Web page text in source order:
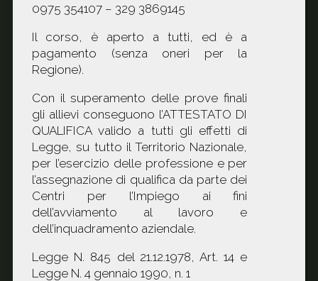
0975 354107 – 329 3869145
Il corso, è aperto a tutti, ed è a
pagamento (senza oneri per la
Regione).
Con il superamento delle prove finali
gli allievi conseguono l’ATTESTATO DI
QUALIFICA valido a tutti gli effetti di
Legge, su tutto il Territorio Nazionale,
per l’esercizio delle professione e per
l’assegnazione di qualifica da parte dei
Centri per l’Impiego ai fini
dell’avviamento al lavoro e
dell’inquadramento aziendale.
Legge N. 845 del 21.12.1978, Art. 14 e
Legge N. 4 gennaio 1990, n. 1